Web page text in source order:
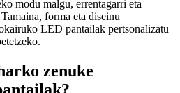
modu malgu, errentagarri eta
forma eta diseinu
LED pantailak pertsonalizatu
zenuke